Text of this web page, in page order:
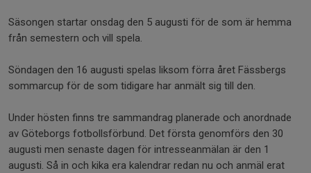
Säsongen startar onsdag den 5 augusti för de som är hemma
från semestern och vill spela.
Söndagen den 16 augusti spelas liksom förra året Fässbergs
sommarcup för de som tidigare har anmält sig till den.
Under hösten finns tre sammandrag planerade och anordnade
av Göteborgs fotbollsförbund. Det första genomförs den 30
augusti men senaste dagen för intresseanmälan är den 1
augusti. Så in och kika era kalendrar redan nu och anmäl erat